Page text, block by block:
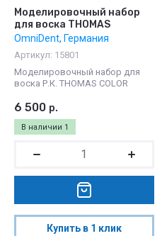
Моделировочный набор
для воска THOMAS
OmniDent, Германия
Артикул: 15801
Моделировочный набор для
воска Р.К. THOMAS COLOR
В наличии 1
6 500 р.
Купить в 1 клик